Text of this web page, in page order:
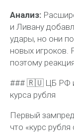
Анализ:
и Ливану
удары, но они
новых игроков.
поэтому
### 🇷🇺 ЦБ РФ и
курса рубля
Первый
что «курс